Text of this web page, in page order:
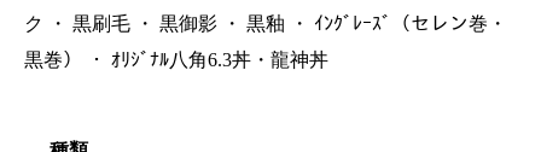
ク
・ 黒刷毛 ・ 黒御影 ・ 黒釉 ・
ｲﾝｸﾞﾚｰｽﾞ（セレン巻・
黒巻）
・ ｵﾘｼﾞﾅﾙ八角6.3丼・龍神丼